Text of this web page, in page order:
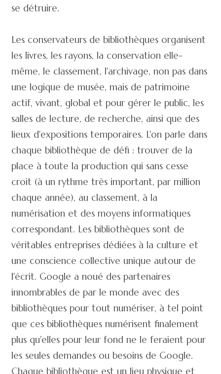
se détruire.
Les conservateurs de bibliothèques organisent
les livres, les rayons, la conservation elle-
même, le classement, l'archivage, non pas dans
une logique de musée, mais de patrimoine
actif, vivant, global et pour gérer le public, les
salles de lecture, de recherche, ainsi que des
lieux d'expositions temporaires. L'on parle dans
chaque bibliothèque de défi : trouver de la
place à toute la production qui sans cesse
croit (à un rythme très important, par million
chaque année), au classement, à la
numérisation et des moyens informatiques
correspondant. Les bibliothèques sont de
véritables entreprises dédiées à la culture et
une conscience collective unique autour de
l'écrit. Google a noué des partenaires
innombrables de par le monde avec des
bibliothèques pour tout numériser, à tel point
que ces bibliothèques numérisent finalement
plus qu'elles pour leur fond ne le feraient pour
les seules demandes ou besoins de Google.
Chaque bibliothèque est un lieu physique et